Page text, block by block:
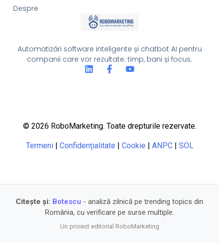
Automatizări software inteligente și chatbot AI pentru
companii care vor rezultate: timp, bani și focus.
Despre
© 2026 RoboMarketing. Toate drepturile rezervate.
Termeni| Confidenţialitate | Cookie | ANPC| SOL
Citește și: Botescu - analiză zilnică pe trending topics din
România, cu verificare pe surse multiple.
Un proiect editorial RoboMarketing